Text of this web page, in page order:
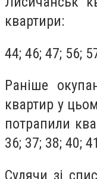
квартири:
44; 46; 47; 56;
Раніше
квартир у
потрапили
36; 37; 38; 40;
Судячи зі